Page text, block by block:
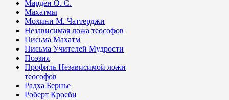
Марден О. С.
Махатмы
Мохини М. Чаттерджи
Независимая ложа теософов
Письма Махатм
Письма Учителей Мудрости
Поэзия
Профиль Независимой ложи
теософов
Радха Бернье
Роберт Кросби